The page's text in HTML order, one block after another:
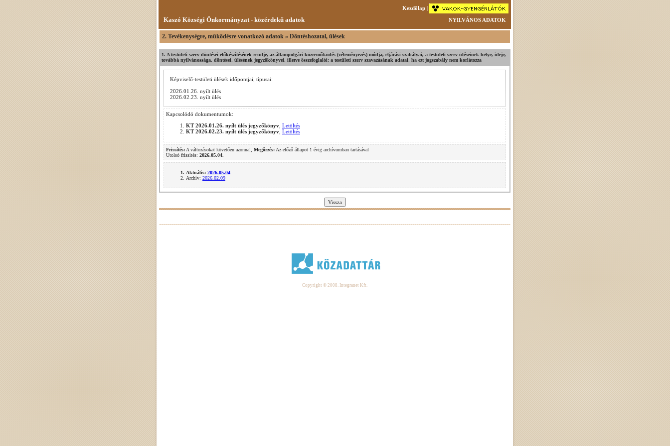
Kezdőlap |
Kaszó Községi Önkormányzat - közérdekű adatok NYILVÁNOS ADATOK
2. Tevékenységre, működésre vonatkozó adatok » Döntéshozatal, ülések
1. A testületi szerv döntései előkészítésének rendje, az állampolgári közreműködés (véleményezés) módja, eljárási szabályai, a testületi szerv üléseinek helye, ideje,
továbbá nyilvánossága, döntései, ülésének jegyzőkönyvei, illetve összefoglalói; a testületi szerv szavazásának adatai, ha ezt jogszabály nem korlátozza
Képviselő-testületi ülések időpontjai, típusai:
2026.01.26. nyílt ülés
2026.02.23. nyílt ülés
Kapcsolódó dokumentumok:
KT 2026.01.26. nyílt ülés jegyzőkönyv Letöltés
KT 2026.02.23. nyílt ülés jegyzőkönyv Letöltés
Frissítés: A változásokat követően azonnal, Megőrzés: Az előző állapot 1 évig archívumban tartásával
Utolsó frissítés: 2026.05.04.
Aktuális: 2026.05.04
Archív: 2026.02.09
Copyright © 2008. Integranet Kft.